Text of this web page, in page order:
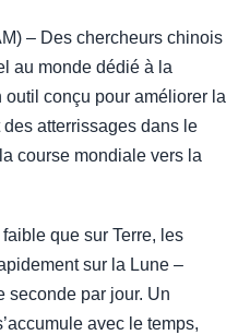
– Des chercheurs chinois
au monde dédié à la
conçu pour améliorer la
atterrissages dans le
course mondiale vers la
que sur Terre, les
sur la Lune –
seconde par jour. Un
avec le temps,